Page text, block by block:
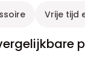
Vrije tijd